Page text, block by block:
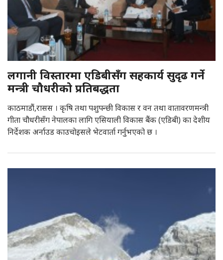
लगानी विस्तारमा एडिबीसँग सहकार्य सुदृढ गर्ने
मन्त्री चौधरीको प्रतिबद्धता
काठमाडौं,रासस । कृषि तथा पशुपन्छी विकास र वन तथा वातावरणमन्त्री
गीता चौधरीसँग नेपालका लागि एसियाली विकास बैंक (एडिबी) का देशीय
निर्देशक अर्नाउड काउचोइसले भेटवार्ता गर्नुभएको छ ।